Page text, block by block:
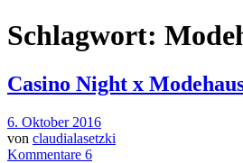
Schlagwort:
Casino Night x
6. Oktober 2016
von claudialasetzki
Kommentare 6